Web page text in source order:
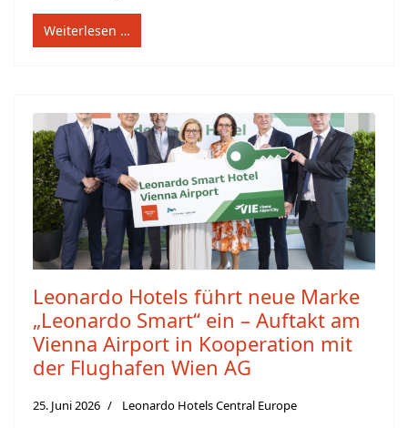
Weiterlesen …
Leonardo Hotels führt neue Marke
„Leonardo Smart“ ein – Auftakt am
Vienna Airport in Kooperation mit
der Flughafen Wien AG
25. Juni 2026 Leonardo Hotels Central Europe